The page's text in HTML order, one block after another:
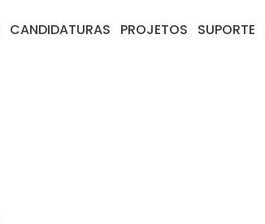
CANDIDATURAS PROJETOS SUPORTE